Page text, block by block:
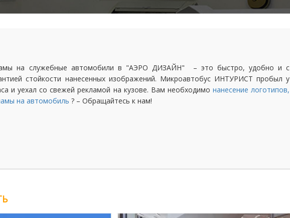
на служебные автомобили в "АЭРО ДИЗАЙН" – это быстро, удобно и с
стойкости нанесенных изображений. Микроавтобус ИНТУРИСТ пробыл у
и уехал со свежей рекламой на кузове. Вам необходимонанесение логотипов,
на автомобиль ? – Обращайтесь к нам!